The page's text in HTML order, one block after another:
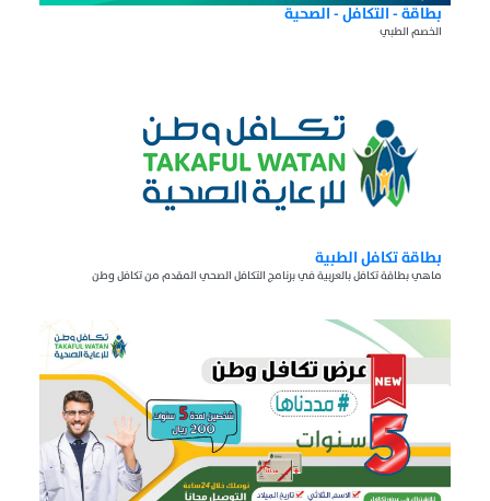
بطاقة - التكافل - الصحية
الخصم الطبي
بطاقة تكافل الطبية
ماهي بطاقة تكافل بالعربية في برنامج التكافل الصحي المقدم من تكافل وطن